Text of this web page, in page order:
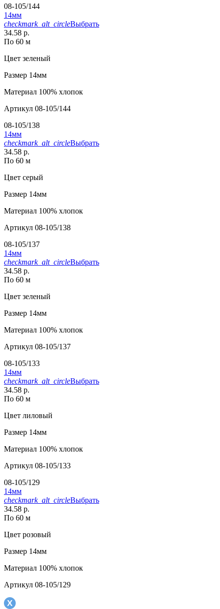
08-105/144
14мм
checkmark_alt_circleВыбрать
34.58 р.
По 60 м
Цвет зеленый
Размер 14мм
Материал 100% хлопок
Артикул 08-105/144
08-105/138
14мм
checkmark_alt_circleВыбрать
34.58 р.
По 60 м
Цвет серый
Размер 14мм
Материал 100% хлопок
Артикул 08-105/138
08-105/137
14мм
checkmark_alt_circleВыбрать
34.58 р.
По 60 м
Цвет зеленый
Размер 14мм
Материал 100% хлопок
Артикул 08-105/137
08-105/133
14мм
checkmark_alt_circleВыбрать
34.58 р.
По 60 м
Цвет лиловый
Размер 14мм
Материал 100% хлопок
Артикул 08-105/133
08-105/129
14мм
checkmark_alt_circleВыбрать
34.58 р.
По 60 м
Цвет розовый
Размер 14мм
Материал 100% хлопок
Артикул 08-105/129